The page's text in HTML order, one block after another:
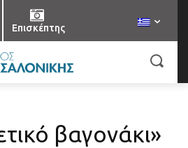
Επισκέπτης
βαγονάκι»